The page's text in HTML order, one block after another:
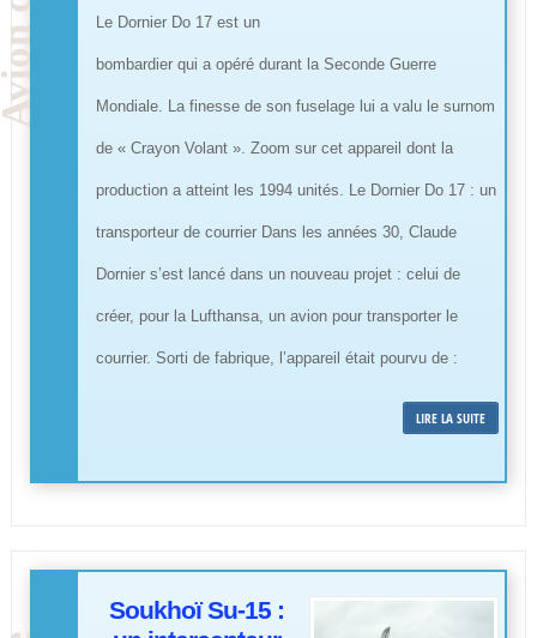
Le Dornier Do 17 est un
bombardier qui a opéré durant la Seconde Guerre
Mondiale. La finesse de son fuselage lui a valu le surnom
de « Crayon Volant ». Zoom sur cet appareil dont la
production a atteint les 1994 unités. Le Dornier Do 17 : un
transporteur de courrier Dans les années 30, Claude
Dornier s’est lancé dans un nouveau projet : celui de
créer, pour la Lufthansa, un avion pour transporter le
courrier. Sorti de fabrique, l’appareil était pourvu de :
LIRE LA SUITE
Soukhoï Su-15 :